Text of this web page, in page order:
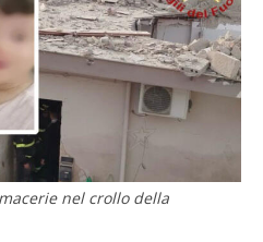
nel crollo della